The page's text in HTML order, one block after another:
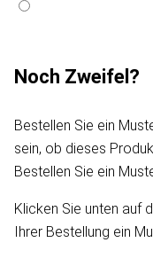
Noch Zweifel?
Bestellen Sie ein
sein, ob dieses
Bestellen Sie ein
Klicken Sie unten auf
Ihrer Bestellung ein